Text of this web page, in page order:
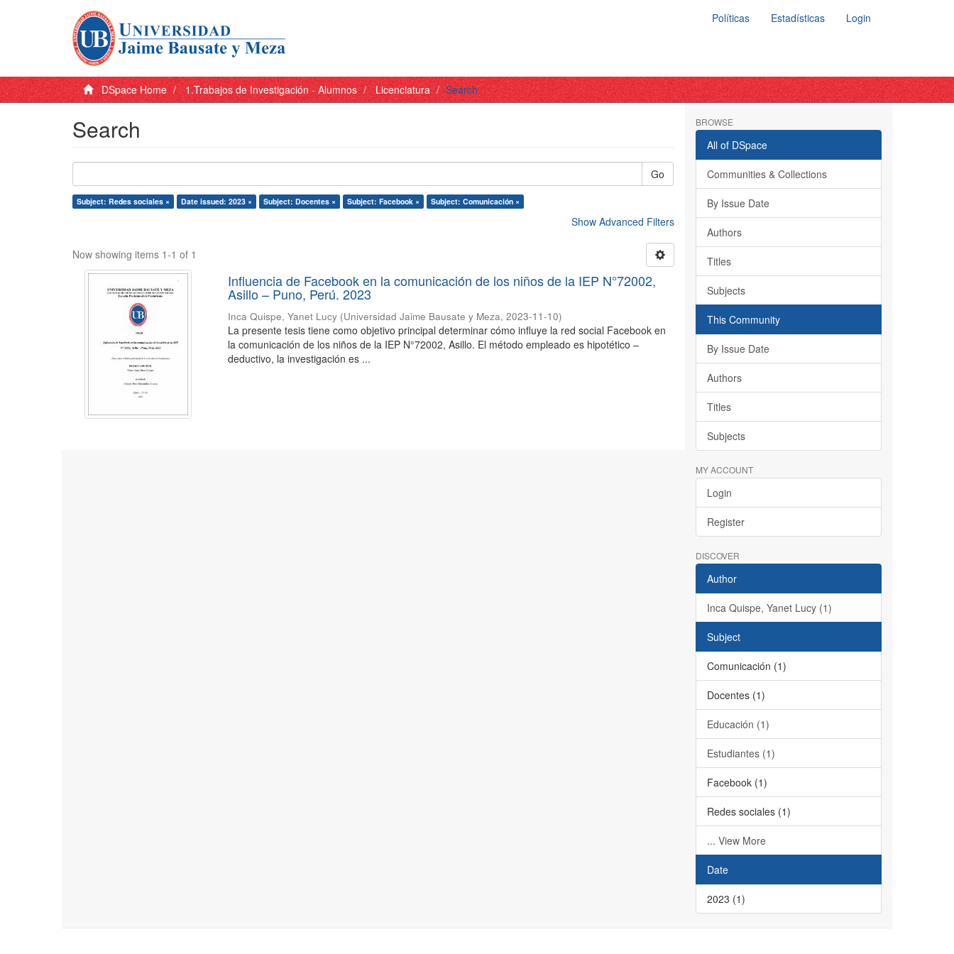
Políticas Estadísticas Login
DSpace Home 1.Trabajos de Investigación - Alumnos Licenciatura Search
Search
Go
Subject: Redes sociales × Date issued: 2023 × Subject: Docentes × Subject: Facebook × Subject: Comunicación ×
Show Advanced Filters
Now showing items 1-1 of 1
Influencia de Facebook en la comunicación de los niños de la IEP N°72002,
Asillo – Puno, Perú. 2023
Inca Quispe, Yanet Lucy (Universidad Jaime Bausate y Meza,2023-11-10)
La presente tesis tiene como objetivo principal determinar cómo influye la red social Facebook en
la comunicación de los niños de la IEP N°72002, Asillo. El método empleado es hipotético –
deductivo, la investigación es ...
BROWSE
All of DSpace
Communities & Collections
By Issue Date
Authors
Titles
Subjects
This Community
By Issue Date
Authors
Titles
Subjects
MY ACCOUNT
Login
Register
DISCOVER
Author
Inca Quispe, Yanet Lucy (1)
Subject
Comunicación (1)
Docentes (1)
Educación (1)
Estudiantes (1)
Facebook (1)
Redes sociales (1)
... View More
Date
2023 (1)